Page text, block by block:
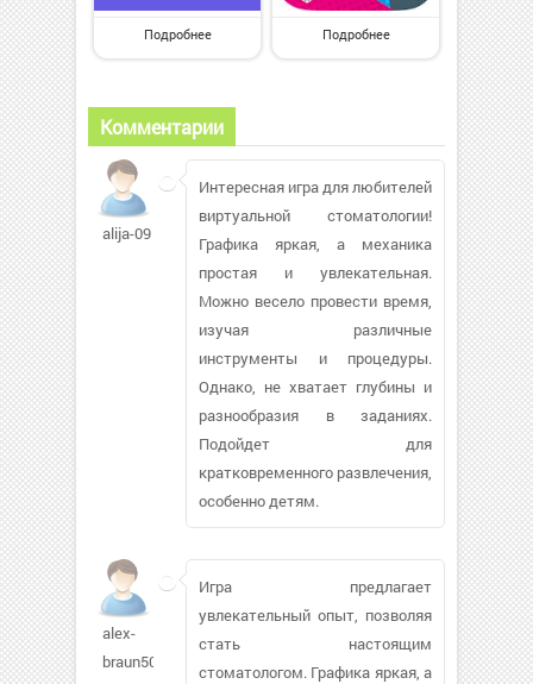
Подробнее Подробнее
Комментарии
alija-09
Интересная игра для любителей
виртуальной стоматологии!
Графика яркая, а механика
простая и увлекательная.
Можно весело провести время,
изучая различные
инструменты и процедуры.
Однако, не хватает глубины и
разнообразия в заданиях.
Подойдет для
кратковременного развлечения,
особенно детям.
alex-
braun508
Игра предлагает
увлекательный опыт, позволяя
стать настоящим
стоматологом. Графика яркая, а